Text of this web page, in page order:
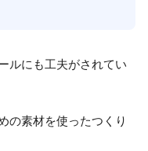
ルにも工夫がされてい
の素材を使ったつくり